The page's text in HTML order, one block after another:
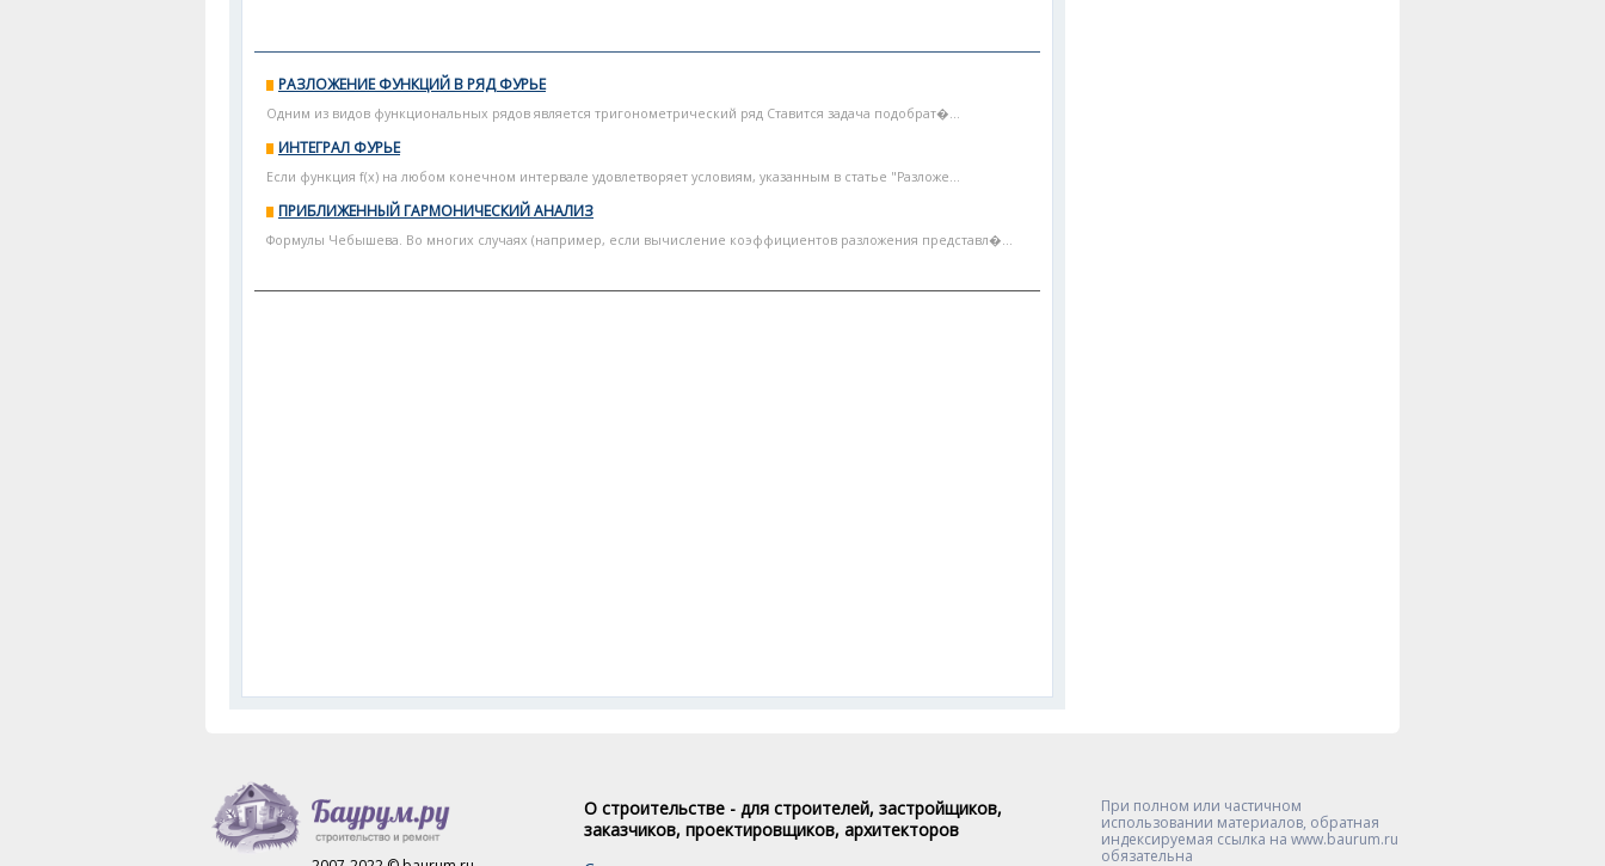
РАЗЛОЖЕНИЕ ФУНКЦИЙ В РЯД ФУРЬЕ
Одним из видов функциональных рядов является тригонометрический ряд Ставится задача подобрат�...
ИНТЕГРАЛ ФУРЬЕ
Если функция f(x) на любом конечном интервале удовлетворяет условиям, указанным в статье "Разложе...
ПРИБЛИЖЕННЫЙ ГАРМОНИЧЕСКИЙ АНАЛИЗ
Формулы Чебышева. Во многих случаях (например, если вычисление коэффициентов разложения представл�...
О строительстве - для строителей, застройщиков,
заказчиков, проектировщиков, архитекторов
При полном или частичном
использовании материалов, обратная
индексируемая ссылка на www.baurum.ru
обязательна